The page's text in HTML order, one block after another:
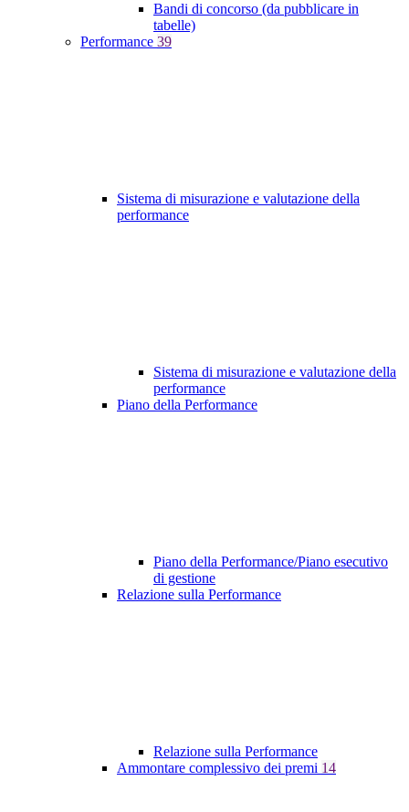
Bandi di concorso (da pubblicare in
tabelle)
Performance 39
Sistema di misurazione e valutazione della
performance
Sistema di misurazione e valutazione della
performance
Piano della Performance
Piano della Performance/Piano esecutivo
di gestione
Relazione sulla Performance
Relazione sulla Performance
Ammontare complessivo dei premi 14